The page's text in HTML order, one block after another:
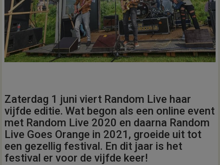
Zaterdag 1 juni viert Random Live haar
vijfde editie. Wat begon als een online event
met Random Live 2020 en daarna Random
Live Goes Orange in 2021, groeide uit tot
een gezellig festival. En dit jaar is het
festival er voor de vijfde keer!